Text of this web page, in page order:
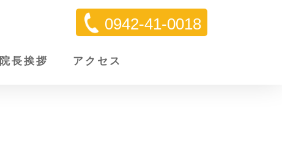
0942-41-0018
院長挨拶 アクセス